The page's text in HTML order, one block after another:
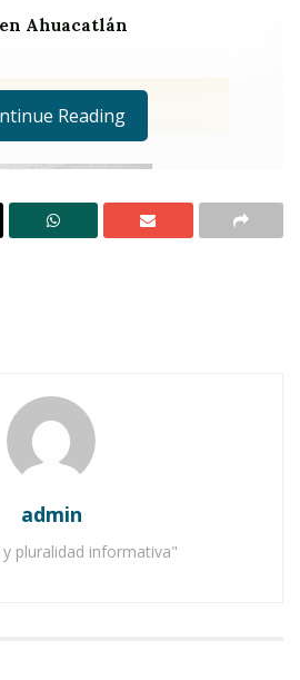
Ahuacatlán
los noviazgos mexicanos
violencia”.
G. Nieves
se conjugan para
Reading
admin
pluralidad informativa"